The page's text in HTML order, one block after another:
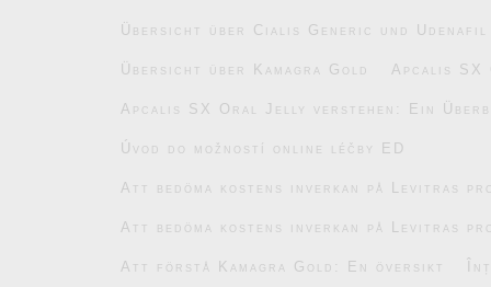
Übersicht über Cialis Generic und Udenafil
Übersicht über Kamagra Gold Apcalis
Apcalis SX Oral Jelly verstehen: Ein
Úvod do možností online léčby ED
Att bedöma kostens inverkan på Levitras
Att bedöma kostens inverkan på Levitras
Att förstå Kamagra Gold: En översikt